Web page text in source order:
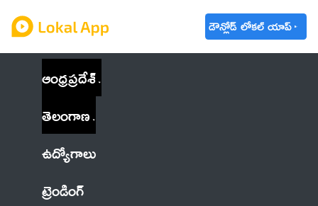
డౌన్లోడ్ లోకల్ యాప్
ఆంధ్రప్రదేశ్
తెలంగాణ
ఉద్యోగాలు
ట్రెండింగ్